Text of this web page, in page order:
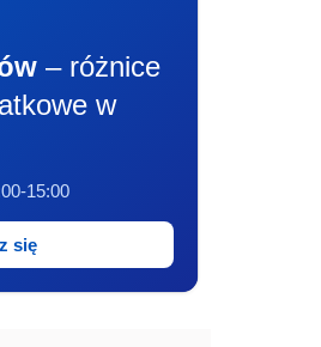
– różnice
w
15:00
się